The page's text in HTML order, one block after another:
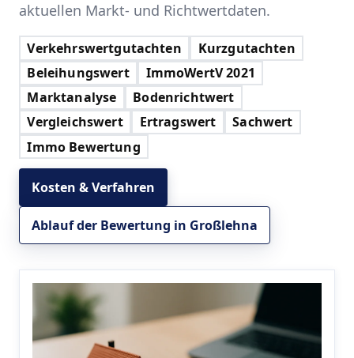
aktuellen Markt- und Richtwertdaten.
Verkehrswertgutachten
Kurzgutachten
Beleihungswert
ImmoWertV 2021
Marktanalyse
Bodenrichtwert
Vergleichswert
Ertragswert
Sachwert
Immo Bewertung
Kosten & Verfahren
Ablauf der Bewertung in Großlehna